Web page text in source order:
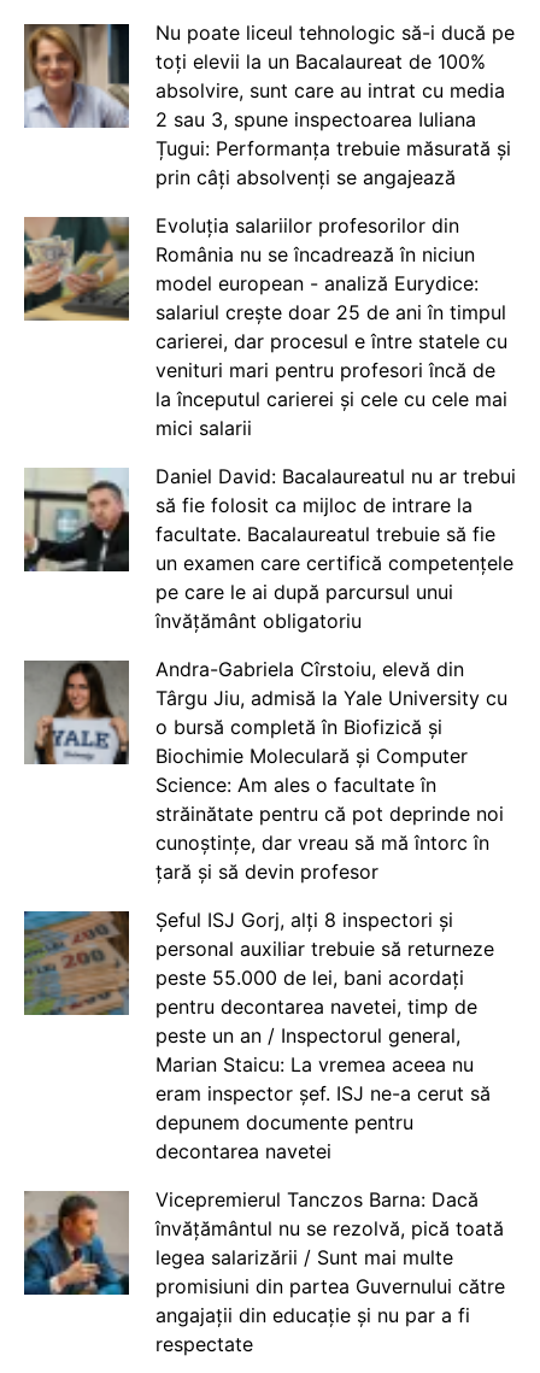
Nu poate liceul tehnologic să-i ducă pe
toți elevii la un Bacalaureat de 100%
absolvire, sunt care au intrat cu media
2 sau 3, spune inspectoarea Iuliana
Țugui: Performanța trebuie măsurată și
prin câți absolvenți se angajează
Evoluția salariilor profesorilor din
România nu se încadrează în niciun
model european - analiză Eurydice:
salariul crește doar 25 de ani în timpul
carierei, dar procesul e între statele cu
venituri mari pentru profesori încă de
la începutul carierei și cele cu cele mai
mici salarii
Daniel David: Bacalaureatul nu ar trebui
să fie folosit ca mijloc de intrare la
facultate. Bacalaureatul trebuie să fie
un examen care certifică competențele
pe care le ai după parcursul unui
învățământ obligatoriu
Andra-Gabriela Cîrstoiu, elevă din
Târgu Jiu, admisă la Yale University cu
o bursă completă în Biofizică și
Biochimie Moleculară și Computer
Science: Am ales o facultate în
străinătate pentru că pot deprinde noi
cunoștințe, dar vreau să mă întorc în
țară și să devin profesor
Șeful ISJ Gorj, alți 8 inspectori și
personal auxiliar trebuie să returneze
peste 55.000 de lei, bani acordați
pentru decontarea navetei, timp de
peste un an / Inspectorul general,
Marian Staicu: La vremea aceea nu
eram inspector șef. ISJ ne-a cerut să
depunem documente pentru
decontarea navetei
Vicepremierul Tanczos Barna: Dacă
învățământul nu se rezolvă, pică toată
legea salarizării / Sunt mai multe
promisiuni din partea Guvernului către
angajații din educație și nu par a fi
respectate